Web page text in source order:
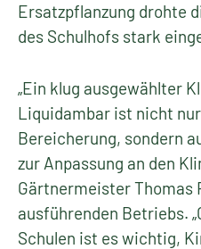
Ersatzpflanzung drohte
des Schulhofs stark
„Ein klug ausgewählter
Liquidambar ist nicht
Bereicherung, sondern
zur Anpassung an den
Gärtnermeister Thomas
ausführenden Betriebs.
Schulen ist es wichtig,